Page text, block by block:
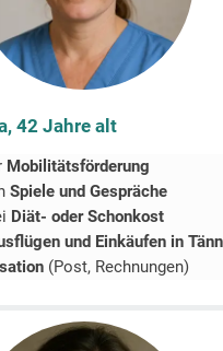
42 Jahre alt
Mobilitätsförderung
Spiele und Gespräche
Diät- oder Schonkost
und Einkäufen in
(Post, Rechnungen)